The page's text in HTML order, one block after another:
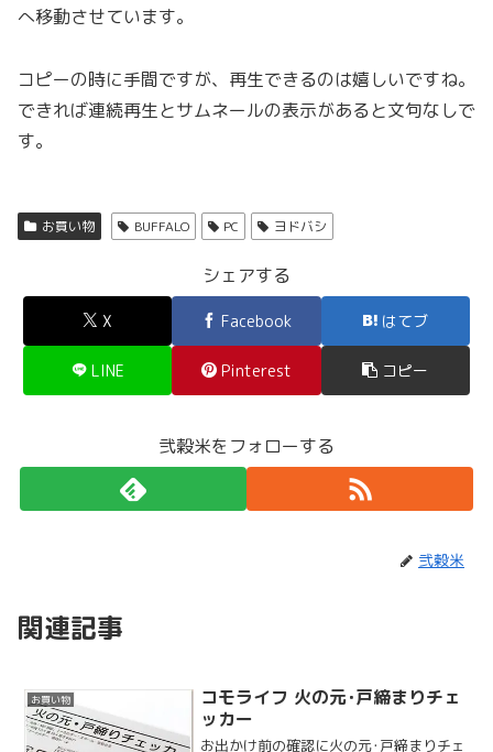
へ移動させています。
コピーの時に手間ですが、再生できるのは嬉しいですね。
できれば連続再生とサムネールの表示があると文句なしで
す。
お買い物 BUFFALO PC ヨドバシ
シェアする
X Facebook はてブ
LINE Pinterest コピー
弐穀米をフォローする
弐穀米
関連記事
お買い物
コモライフ 火の元･戸締まりチェ
ッカー
お出かけ前の確認に火の元･戸締まりチェ